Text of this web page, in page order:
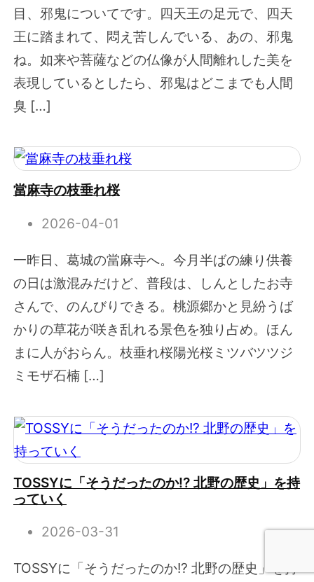
目、邪鬼についてです。四天王の足元で、四天
王に踏まれて、悶え苦しんでいる、あの、邪鬼
ね。如来や菩薩などの仏像が人間離れした美を
表現しているとしたら、邪鬼はどこまでも人間
臭 […]
當麻寺の枝垂れ桜
2026-04-01
一昨日、葛城の當麻寺へ。今月半ばの練り供養
の日は激混みだけど、普段は、しんとしたお寺
さんで、のんびりできる。桃源郷かと見紛うば
かりの草花が咲き乱れる景色を独り占め。ほん
まに人がおらん。枝垂れ桜陽光桜ミツバツツジ
ミモザ石楠 […]
TOSSYに「そうだったのか!? 北野の歴史」を持
っていく
2026-03-31
TOSSYに「そうだったのか!? 北野の歴史」を持